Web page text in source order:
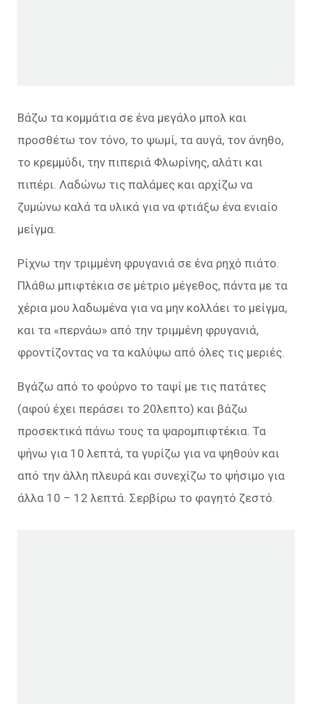
Βάζω τα κομμάτια σε ένα μεγάλο μπολ και
προσθέτω τον τόνο, το ψωμί, τα αυγά, τον άνηθο,
το κρεμμύδι, την πιπεριά Φλωρίνης, αλάτι και
πιπέρι. Λαδώνω τις παλάμες και αρχίζω να
ζυμώνω καλά τα υλικά για να φτιάξω ένα ενιαίο
μείγμα.
Ρίχνω την τριμμένη φρυγανιά σε ένα ρηχό πιάτο.
Πλάθω μπιφτέκια σε μέτριο μέγεθος, πάντα με τα
χέρια μου λαδωμένα για να μην κολλάει το μείγμα,
και τα «περνάω» από την τριμμένη φρυγανιά,
φροντίζοντας να τα καλύψω από όλες τις μεριές.
Βγάζω από το φούρνο το ταψί με τις πατάτες
(αφού έχει περάσει το 20λεπτο) και βάζω
προσεκτικά πάνω τους τα ψαρομπιφτέκια. Τα
ψήνω για 10 λεπτά, τα γυρίζω για να ψηθούν και
από την άλλη πλευρά και συνεχίζω το ψήσιμο για
άλλα 10 – 12 λεπτά. Σερβίρω το φαγητό ζεστό.